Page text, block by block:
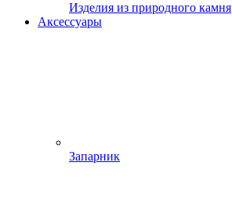
Изделия из природного камня
Аксессуары
Запарник